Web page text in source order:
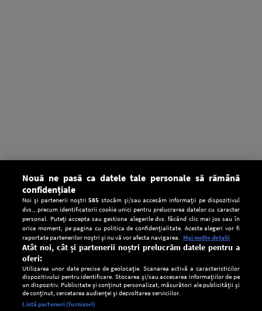
Setări:
Nouă ne pasă ca datele tale personale să rămână
confidențiale
Noi și partenerii noștri585 stocăm și/sau accesăm informații pe dispozitivul
dvs., precum identificatorii cookie unici pentru prelucrarea datelor cu caracter
personal. Puteți accepta sau gestiona alegerile dvs. făcând clic mai jos sau în
orice moment, pe pagina cu politica de confidențialitate. Aceste alegeri vor fi
raportate partenerilor noștri și nu vă vor afecta navigarea. Mai multe detalii
Atât noi, cât și partenerii noștri prelucrăm datele pentru a
oferi:
Utilizarea unor date precise de geolocație. Scanarea activă a caracteristicilor
dispozitivului pentru identificare. Stocarea și/sau accesarea informațiilor de pe
un dispozitiv. Publicitate și conținut personalizat, măsurători ale publicității și
de conținut, cercetarea audienței și dezvoltarea serviciilor.
Listă parteneri (furnizori)